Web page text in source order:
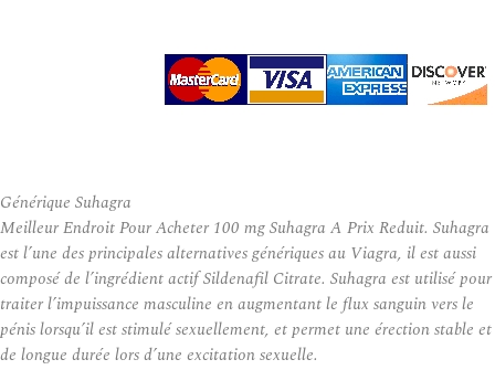
Générique Suhagra
Meilleur Endroit Pour Acheter 100 mg Suhagra A Prix Reduit. Suhagra
est l’une des principales alternatives génériques au Viagra, il est aussi
composé de l’ingrédient actif Sildenafil Citrate. Suhagra est utilisé pour
traiter l’impuissance masculine en augmentant le flux sanguin vers le
pénis lorsqu’il est stimulé sexuellement, et permet une érection stable et
de longue durée lors d’une excitation sexuelle.